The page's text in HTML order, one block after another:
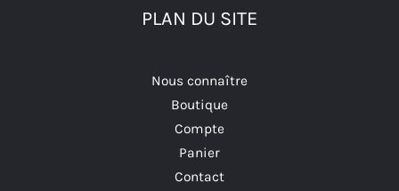
PLAN DU SITE
Nous connaître
Boutique
Compte
Panier
Contact